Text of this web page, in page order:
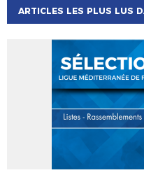
ARTICLES LES PLUS LUS